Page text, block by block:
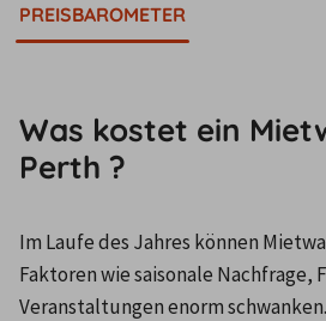
PREISBAROMETER
Was kostet ein
Perth ?
Im Laufe des Jahres können
Faktoren wie saisonale Nachfrage,
Veranstaltungen enorm